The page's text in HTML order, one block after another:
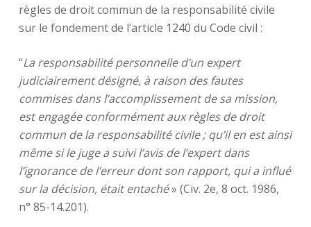
règles de droit commun de la responsabilité civile
sur le fondement de l’article 1240 du Code civil :
“La responsabilité personnelle d’un expert
judiciairement désigné, à raison des fautes
commises dans l’accomplissement de sa mission,
est engagée conformément aux règles de droit
commun de la responsabilité civile ; qu’il en est ainsi
même si le juge a suivi l’avis de l’expert dans
l’ignorance de l’erreur dont son rapport, qui a influé
sur la décision, était entaché» (Civ. 2e, 8 oct. 1986,
n° 85-14.201).